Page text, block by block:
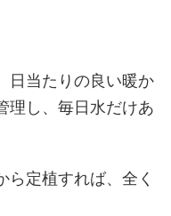
日当たりの良い暖か
理し、毎日水だけあ
ら定植すれば、全く